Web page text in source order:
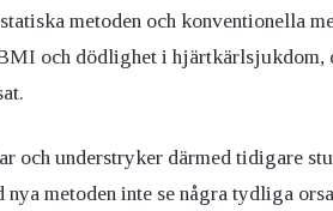
metoden och konventionella
och dödlighet i hjärtkärlsjukdom,
och understryker därmed tidigare
nya metoden inte se några tydliga